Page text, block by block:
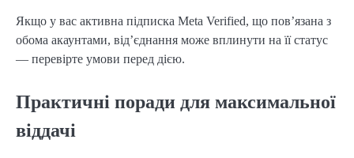
Якщо у вас активна підписка Meta Verified, що пов’язана з
обома акаунтами, від’єднання може вплинути на її статус
— перевірте умови перед дією.
Практичні поради для максимальної
віддачі